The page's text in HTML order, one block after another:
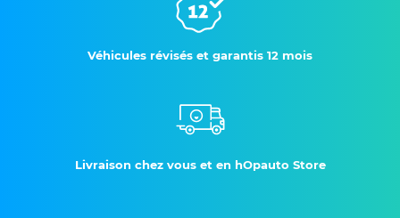
Véhicules révisés et garantis 12 mois
Livraison chez vous et en hOpauto Store